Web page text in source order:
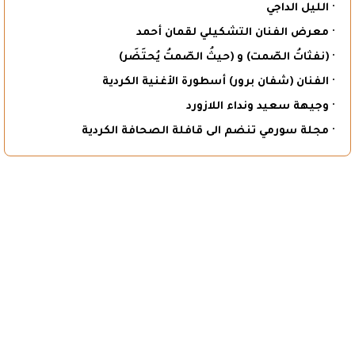
· الليل الداجي
· معرض الفنان التشكيلي لقمان أحمد
· (نفثاتُ الصّمت) و (حيثُ الصّمتُ يُحتَضَر)
· الفنان (شفان برور) أسطورة الأغنية الكردية
· وجيهة سعيد ونداء اللازورد
· مجلة سورمي تنضم الى قافلة الصحافة الكردية